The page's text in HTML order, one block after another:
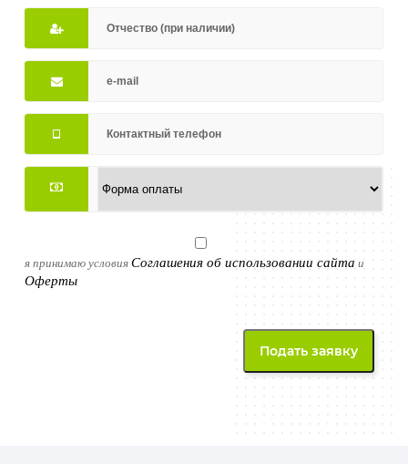
я принимаю условияСоглашения об использовании сайта и
Оферты